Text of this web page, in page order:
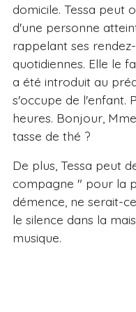
domicile. Tessa peut
d'une personne
rappelant ses
quotidiennes. Elle le
a été introduit au
s'occupe de l'enfant.
heures. Bonjour,
tasse de thé ?
De plus, Tessa peut
compagne " pour la
démence, ne serait-
le silence dans la
musique.